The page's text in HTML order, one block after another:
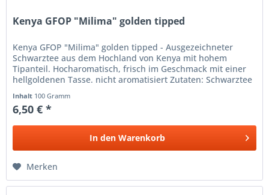
Kenya GFOP "Milima" golden tipped
Kenya GFOP "Milima" golden tipped - Ausgezeichneter
Schwarztee aus dem Hochland von Kenya mit hohem
Tipanteil. Hocharomatisch, frisch im Geschmack mit einer
hellgoldenen Tasse. nicht aromatisiert Zutaten: Schwarztee
Inhalt 100 Gramm
6,50 € *
In den Warenkorb
Merken